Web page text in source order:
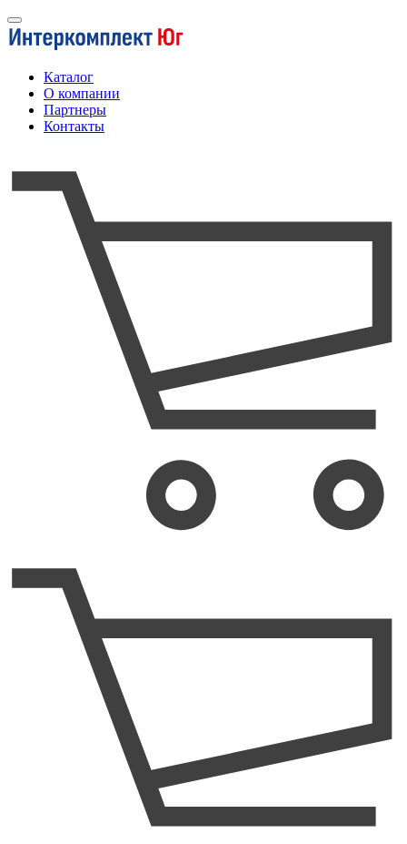
Каталог
О компании
Партнеры
Контакты